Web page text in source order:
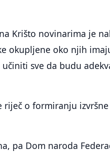
Krišto novinarima je
okupljene oko njih
sve da budu
riječ o formiranju izvršne
pa Dom naroda